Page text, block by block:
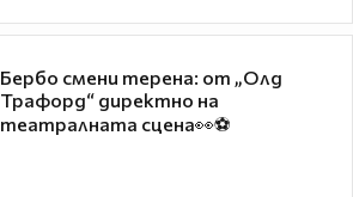
Бербо смени терена: от „Олд
Трафорд“ директно на
театралната сцена👀⚽